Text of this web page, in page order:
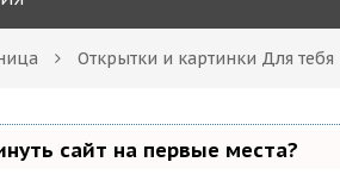
Открытки и картинки Для тебя
сайт на первые места?